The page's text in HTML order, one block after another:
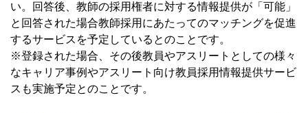
い。回答後、教師の採用権者に対する情報提供が「可能」
と回答された場合教師採用にあたってのマッチングを促進
するサービスを予定しているとのことです。
※登録された場合、その後教員やアスリートとしての様々
なキャリア事例やアスリート向け教員採用情報提供サービ
スも実施予定とのことです。